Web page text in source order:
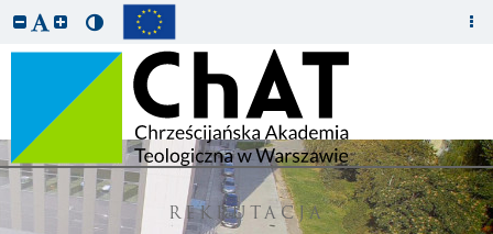
REKRUTACJA